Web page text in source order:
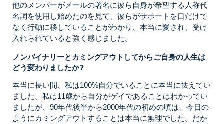
他のメンバーがメールの署名に彼ら自身が希望する人称代
名詞を使用し始めたのを見て、彼らがサポートを口だけで
なく行動に移していることがわかり、本当に愛され、受け
入れられていると強く感じました。
ノンバイナリーとカミングアウトしてからご自身の人生は
どう変わりましたか?
本当に長い間、私は100%自分でいることに本当に怯えてい
ました。私は11歳から自分がゲイであることはわかってい
ましたが、90年代後半から2000年代の初めの頃は、今日の
ようにカミングアウトすることは本当に無理でした。だか